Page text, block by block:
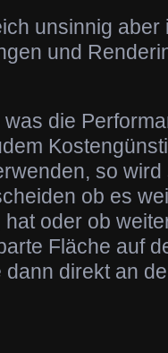
unsinnig
und
die
so wird
ob es
oder ob
Fläche auf
direkt an